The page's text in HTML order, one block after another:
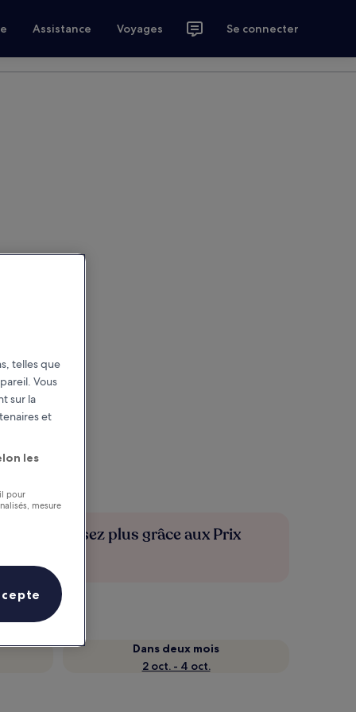
Assistance Voyages Se connecter
Économisez plus grâce aux Prix
Dans deux mois
2 oct. - 4 oct.
telles que
Vous
sur la
et
les
pour
mesure